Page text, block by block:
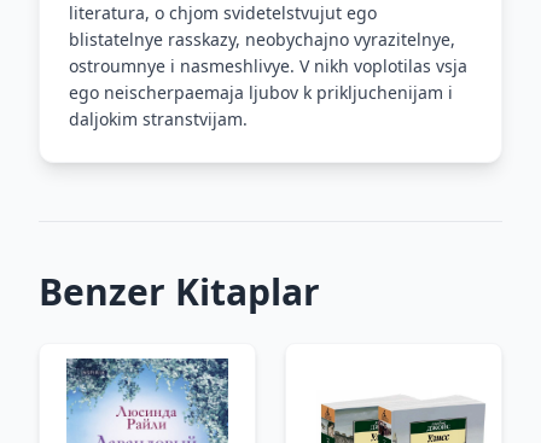
literatura, o chjom svidetelstvujut ego
blistatelnye rasskazy, neobychajno vyrazitelnye,
ostroumnye i nasmeshlivye. V nikh voplotilas vsja
ego neischerpaemaja ljubov k prikljuchenijam i
daljokim stranstvijam.
Benzer Kitaplar